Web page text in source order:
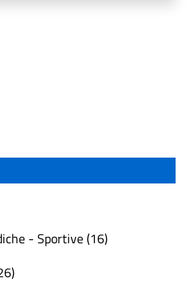
- Sportive (16)